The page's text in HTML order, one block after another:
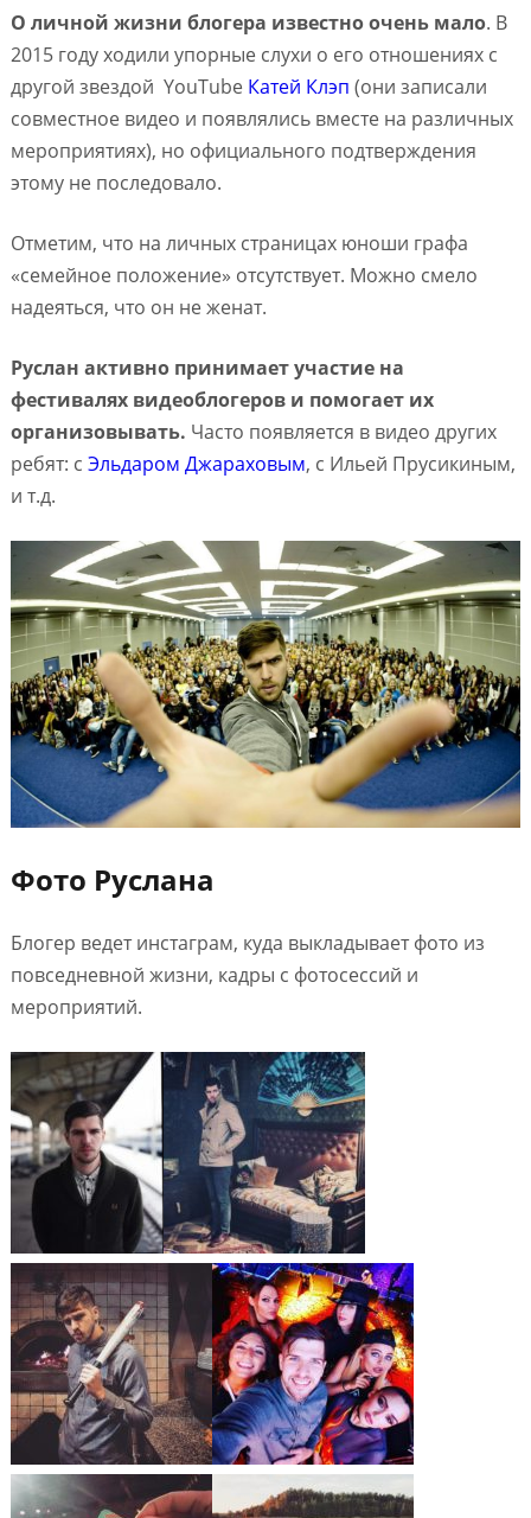
О личной жизни блогера известно очень мало. В
2015 году ходили упорные слухи о его отношениях с
другой звездой YouTube Катей Клэп (они записали
совместное видео и появлялись вместе на различных
мероприятиях), но официального подтверждения
этому не последовало.
Отметим, что на личных страницах юноши графа
«семейное положение» отсутствует. Можно смело
надеяться, что он не женат.
Руслан активно принимает участие на
фестивалях видеоблогеров и помогает их
организовывать. Часто появляется в видео других
ребят: с Эльдаром Джараховым, с Ильей Прусикиным,
и т.д.
Фото Руслана
Блогер ведет инстаграм, куда выкладывает фото из
повседневной жизни, кадры с фотосессий и
мероприятий.